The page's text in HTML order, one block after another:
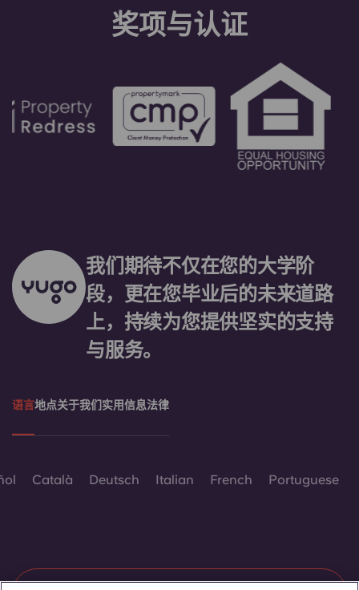
奖项与认证
我们期待不仅在您的大学阶
段，更在您毕业后的未来道路
上，持续为您提供坚实的支持
与服务。
语言地点关于我们实用信息法律
Català Deutsch Italian French Portuguese